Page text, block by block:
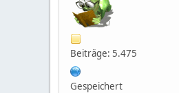
Beiträge: 5.475
Gespeichert